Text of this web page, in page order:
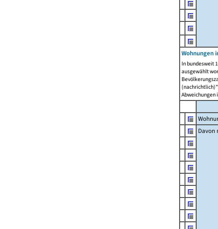
Wohnungen
In bundesweit
ausgewählt
Abweichungen
Davon